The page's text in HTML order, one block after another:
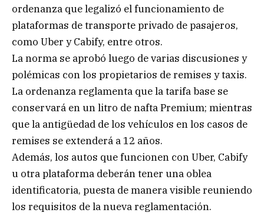
ordenanza que legalizó el funcionamiento de
plataformas de transporte privado de pasajeros,
como Uber y Cabify, entre otros.
La norma se aprobó luego de varias discusiones y
polémicas con los propietarios de remises y taxis.
La ordenanza reglamenta que la tarifa base se
conservará en un litro de nafta Premium; mientras
que la antigüedad de los vehículos en los casos de
remises se extenderá a 12 años.
Además, los autos que funcionen con Uber, Cabify
u otra plataforma deberán tener una oblea
identificatoria, puesta de manera visible reuniendo
los requisitos de la nueva reglamentación.